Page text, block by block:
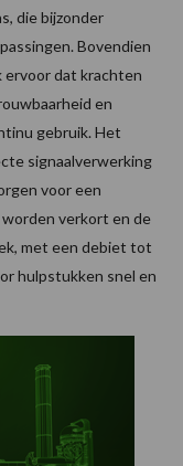
die bijzonder
Bovendien
dat krachten
en
gebruik. Het
signaalverwerking
voor een
verkort en de
met een debiet tot
hulpstukken snel en